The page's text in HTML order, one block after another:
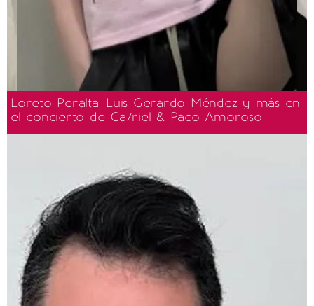
Loreto Peralta, Luis Gerardo Méndez y más en
el concierto de Ca7riel & Paco Amoroso